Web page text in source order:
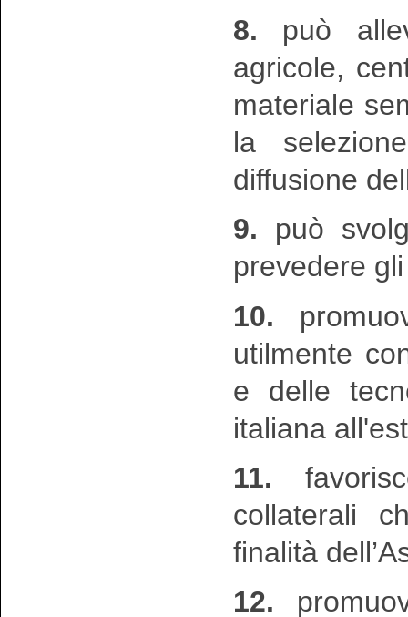
8. può
agricole,
materiale
la
diffusione
9. può
prevedere
10.
utilmente
e delle
italiana
11.
collaterali
finalità
12.